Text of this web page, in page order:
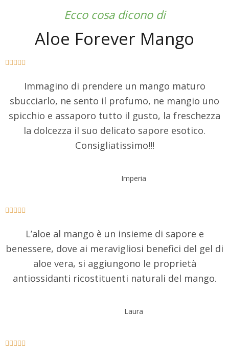
Ecco cosa dicono di
Aloe Forever Mango

Immagino di prendere un mango maturo
sbucciarlo, ne sento il profumo, ne mangio uno
spicchio e assaporo tutto il gusto, la freschezza
la dolcezza il suo delicato sapore esotico.
Consigliatissimo!!!
Imperia

L’aloe al mango è un insieme di sapore e
benessere, dove ai meravigliosi benefici del gel di
aloe vera, si aggiungono le proprietà
antiossidanti ricostituenti naturali del mango.
Laura
